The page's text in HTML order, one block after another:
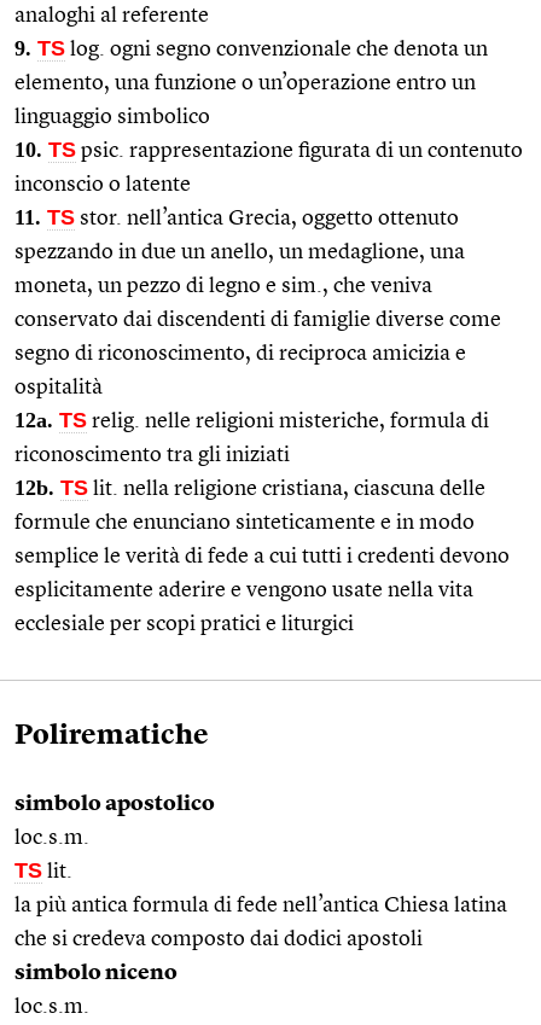
analoghi al referente
9. TS log. ogni segno convenzionale che denota un
elemento, una funzione o un’operazione entro un
linguaggio simbolico
10. TS psic. rappresentazione figurata di un contenuto
inconscio o latente
11. TS stor. nell’antica Grecia, oggetto ottenuto
spezzando in due un anello, un medaglione, una
moneta, un pezzo di legno e sim., che veniva
conservato dai discendenti di famiglie diverse come
segno di riconoscimento, di reciproca amicizia e
ospitalità
12a. TS relig. nelle religioni misteriche, formula di
riconoscimento tra gli iniziati
12b. TS lit. nella religione cristiana, ciascuna delle
formule che enunciano sinteticamente e in modo
semplice le verità di fede a cui tutti i credenti devono
esplicitamente aderire e vengono usate nella vita
ecclesiale per scopi pratici e liturgici
Polirematiche
simbolo apostolico
loc.s.m.
TS lit.
la più antica formula di fede nell’antica Chiesa latina
che si credeva composto dai dodici apostoli
simbolo niceno
loc.s.m.